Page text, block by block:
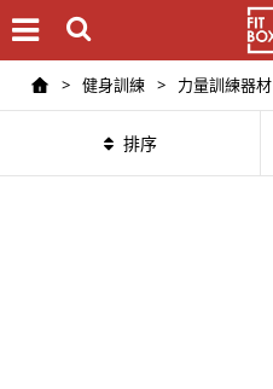
> 健身訓練 > 力量訓練器材
排序